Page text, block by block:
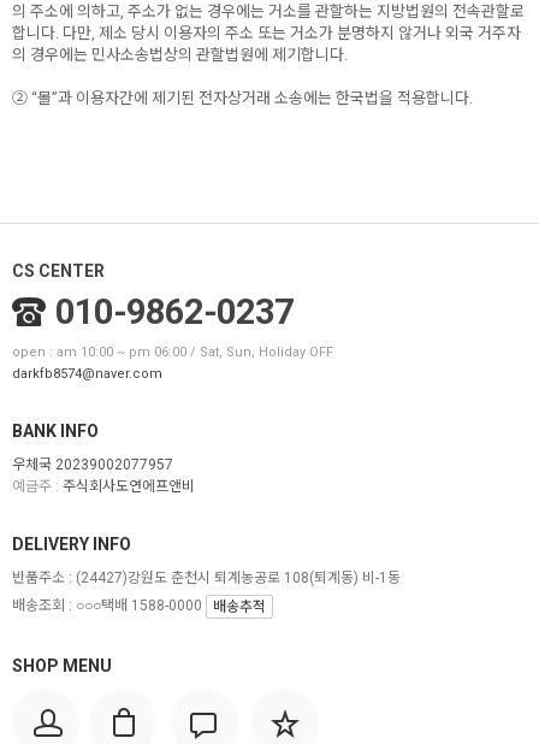
의 주소에 의하고, 주소가 없는 경우에는 거소를 관할하는 지방법원의 전속관할로
합니다. 다만, 제소 당시 이용자의 주소 또는 거소가 분명하지 않거나 외국 거주자
의 경우에는 민사소송법상의 관할법원에 제기합니다.
② “몰”과 이용자간에 제기된 전자상거래 소송에는 한국법을 적용합니다.
CS CENTER
010-9862-0237
open : am 10:00 ~ pm 06:00 / Sat, Sun, Holiday OFF
darkfb8574@naver.com
BANK INFO
우체국 20239002077957
예금주 : 주식회사도연에프앤비
SHOP MENU
DELIVERY INFO
반품주소 : (24427)강원도 춘천시 퇴계농공로 108(퇴계동) 비-1동
배송조회 : ○○○택배 1588-0000
배송추적